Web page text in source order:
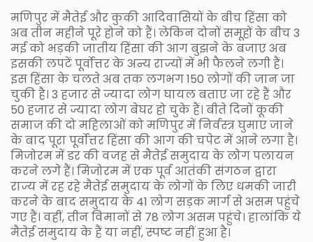
मणिपुर में मैतेई और कुकी आदिवासियों के बीच हिंसा को
अब तीन महीने पूरे होने को हैं। लेकिन दोनों समूहों के बीच 3
मई को भड़की जातीय हिंसा की आग बुझने के बजाए अब
इसकी लपटें पूर्वोत्तर के अन्य राज्यों में भी फैलने लगी हैं।
इस हिंसा के चलते अब तक लगभग 150 लोगों की जान जा
चुकी है। 3 हजार से ज्यादा लोग घायल बताए जा रहे हैं और
50 हजार से ज्यादा लोग बेघर हो चुके हैं। बीते दिनों कूकी
समाज की दो महिलाओं को मणिपुर में निर्वस्त्र घुमाए जाने
के बाद पूरा पूर्वोत्तर हिंसा की आग की चपेट में आने लगा है।
मिजोरम में डर की वजह से मैतेई समुदाय के लोग पलायन
करने लगे हैं। मिजोरम में एक पूर्व आतंकी संगठन द्वारा
राज्य में रह रहे मैतेई समुदाय के लोगों के लिए धमकी जारी
करने के बाद समुदाय के 41 लोग सड़क मार्ग से असम पहुंचे
गए हैं। वहीं, तीन विमानों से 78 लोग असम पहुंचे। हालांकि ये
मैतेई समुदाय के हैं या नहीं, स्पष्ट नहीं हुआ है।